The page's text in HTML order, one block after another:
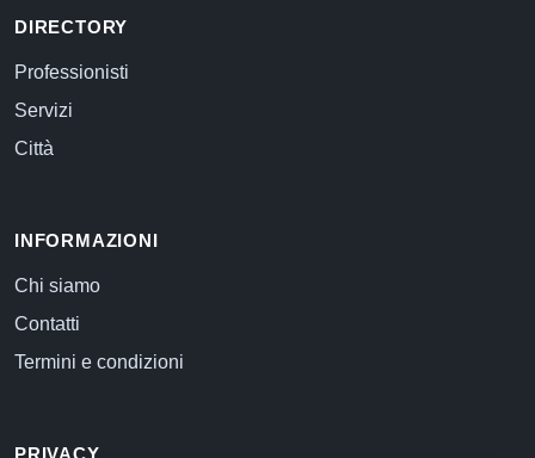
DIRECTORY
Professionisti
Servizi
Città
INFORMAZIONI
Chi siamo
Contatti
Termini e condizioni
PRIVACY